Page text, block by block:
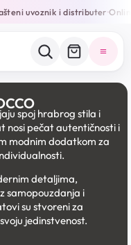
uvoznik i distributer•
spoj hrabrog stila i
nosi pečat autentičnosti i
modnim dodatkom za
detaljima,
samopouzdanja i
su stvoreni za
jedinstvenost.